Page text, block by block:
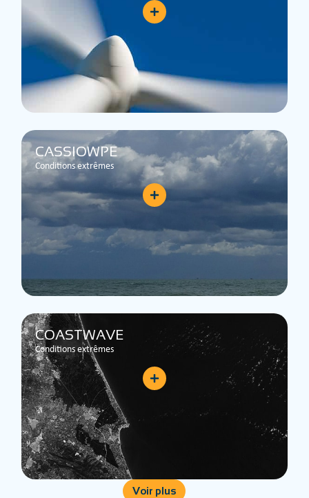
CASSIOWPE
Conditions extrêmes
COASTWAVE
Conditions extrêmes
Voir plus